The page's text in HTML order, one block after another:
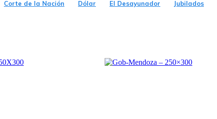
Corte de la Nación Dólar El Desayunador Jubilados